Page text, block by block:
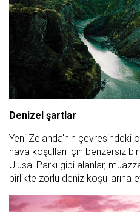
Denizel şartlar
Yeni Zelanda'nın çevresindeki
hava koşulları için benzersiz
Ulusal Parkı gibi alanlar,
birlikte zorlu deniz koşullarına